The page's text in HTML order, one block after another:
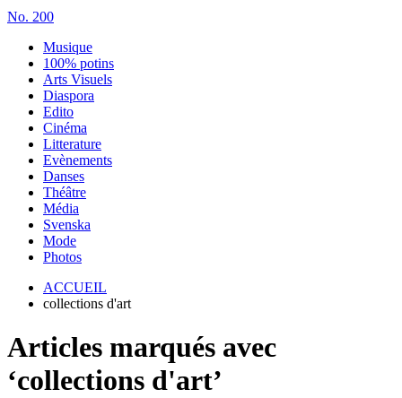
No. 200
Musique
100% potins
Arts Visuels
Diaspora
Edito
Cinéma
Litterature
Evènements
Danses
Théâtre
Média
Svenska
Mode
Photos
ACCUEIL
collections d'art
Articles marqués avec
‘collections d'art’